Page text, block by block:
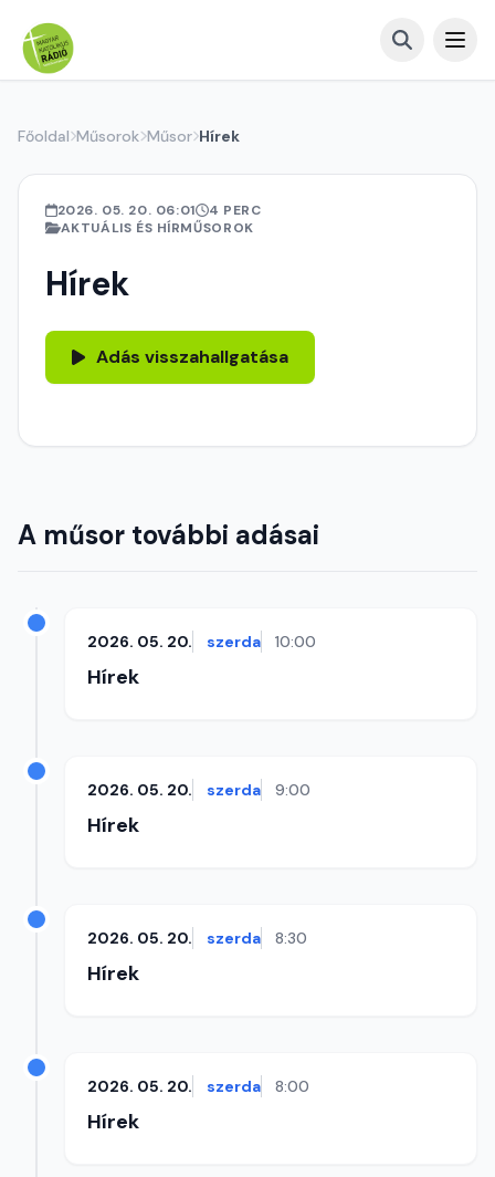
Főoldal Műsorok Műsor Hírek
2026. 05. 20. 06:01
4 PERC
AKTUÁLIS ÉS HÍRMŰSOROK
Hírek
Adás visszahallgatása
A műsor további adásai
2026. 05. 20. szerda 10:00
Hírek
2026. 05. 20. szerda 9:00
Hírek
2026. 05. 20. szerda 8:30
Hírek
2026. 05. 20. szerda 8:00
Hírek